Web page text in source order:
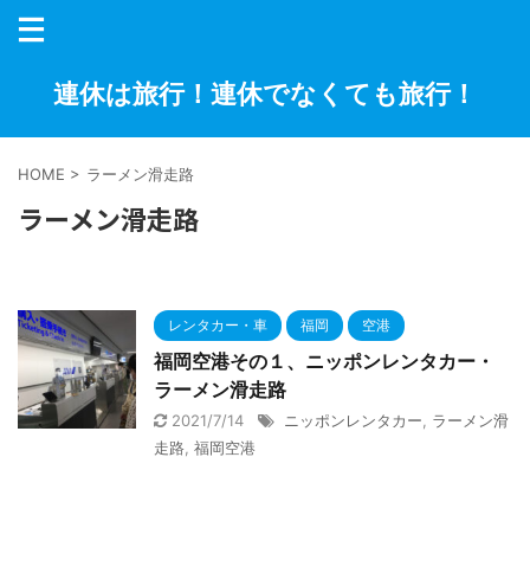
連休は旅行！連休でなくても旅行！
HOME > ラーメン滑走路
ラーメン滑走路
レンタカー・車 福岡 空港
福岡空港その１、ニッポンレンタカー・
ラーメン滑走路
2021/7/14 ニッポンレンタカー
ラーメン滑
走路 福岡空港